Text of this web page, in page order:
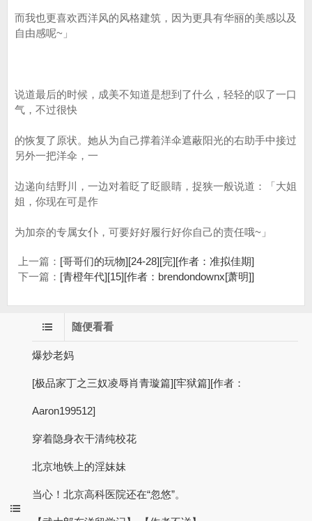
而我也更喜欢西洋风的风格建筑，因为更具有华丽的美感以及
自由感呢~」
说道最后的时候，成美不知道是想到了什么，轻轻的叹了一口
气，不过很快
的恢复了原状。她从为自己撑着洋伞遮蔽阳光的右助手中接过
另外一把洋伞，一
边递向结野川，一边对着眨了眨眼睛，捉狭一般说道：「大姐
姐，你现在可是作
为加奈的专属女仆，可要好好履行好你自己的责任哦~」
上一篇： [哥哥们的玩物][24-28][完][作者：准拟佳期]
下一篇： [青橙年代][15][作者：brendondownx[萧明]]
随便看看
爆炒老妈
[极品家丁之三奴凌辱肖青璇篇][牢狱篇][作者：
Aaron199512]
穿着隐身衣干清纯校花
北京地铁上的淫妹妹
当心！北京高科医院还在“忽悠”。